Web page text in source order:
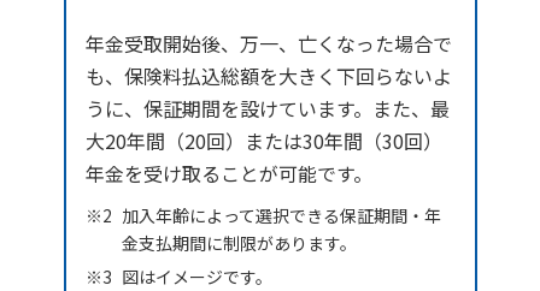
年金受取開始後、万一、亡くなった場合で
も、保険料払込総額を大きく下回らないよ
うに、保証期間を設けています。また、最
大20年間（20回）または30年間（30回）
年金を受け取ることが可能です。
加入年齢によって選択できる保証期間・年
金支払期間に制限があります。
図はイメージです。